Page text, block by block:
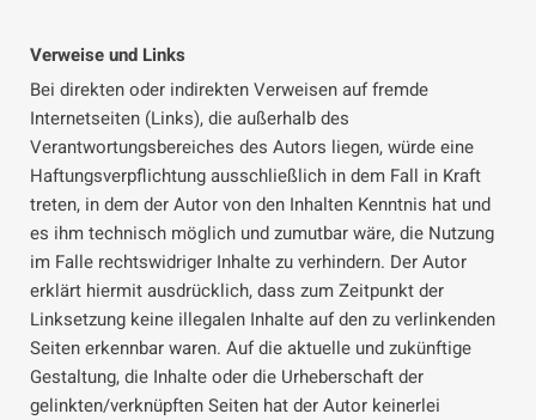
Verweise und Links
Bei direkten oder indirekten Verweisen auf fremde
Internetseiten (Links), die außerhalb des
Verantwortungsbereiches des Autors liegen, würde eine
Haftungsverpflichtung ausschließlich in dem Fall in Kraft
treten, in dem der Autor von den Inhalten Kenntnis hat und
es ihm technisch möglich und zumutbar wäre, die Nutzung
im Falle rechtswidriger Inhalte zu verhindern. Der Autor
erklärt hiermit ausdrücklich, dass zum Zeitpunkt der
Linksetzung keine illegalen Inhalte auf den zu verlinkenden
Seiten erkennbar waren. Auf die aktuelle und zukünftige
Gestaltung, die Inhalte oder die Urheberschaft der
gelinkten/verknüpften Seiten hat der Autor keinerlei